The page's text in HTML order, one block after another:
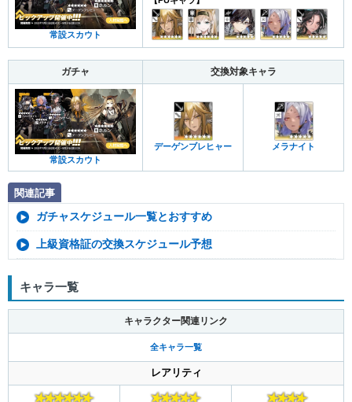
常設スカウト
ガチャ 交換対象キャラ
常設スカウト
デーゲンブレヒャー メラナイト
関連記事
ガチャスケジュール一覧とおすすめ
上級資格証の交換スケジュール予想
キャラ一覧
キャラクター関連リンク
全キャラ一覧
レアリティ